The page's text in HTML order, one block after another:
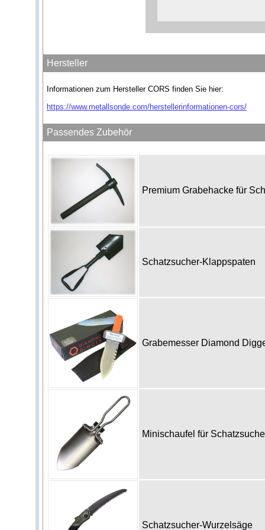
Hersteller
Informationen zum Hersteller CORS finden Sie hier:
https://www.metallsonde.com/herstellerinformationen-cors/
Passendes Zubehör
Premium Grabehacke für
Schatzsucher-Klappspaten
Grabemesser Diamond
Minischaufel für
Schatzsucher-Wurzelsäge